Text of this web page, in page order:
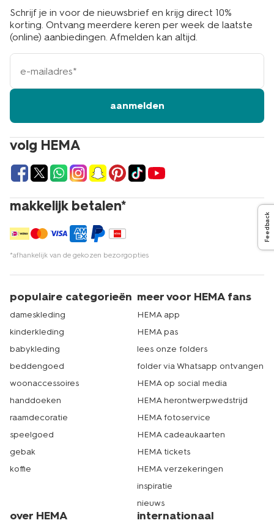
volg HEMA
makkelijk betalen*
*afhankelijk van de gekozen bezorgopties
Schrijf je in voor de nieuwsbrief en krijg direct 10%
korting. Ontvang meerdere keren per week de laatste
(online) aanbiedingen. Afmelden kan altijd.
e-
mailadres
aanmelden
populaire categorieën
dameskleding
kinderkleding
babykleding
beddengoed
woonaccessoires
handdoeken
raamdecoratie
speelgoed
gebak
koffie
meer voor HEMA fans
HEMA app
HEMA pas
lees onze folders
folder via Whatsapp ontvangen
HEMA op social media
HEMA herontwerpwedstrijd
HEMA fotoservice
HEMA cadeaukaarten
HEMA tickets
HEMA verzekeringen
inspiratie
nieuws
over HEMA internationaal
Feedback